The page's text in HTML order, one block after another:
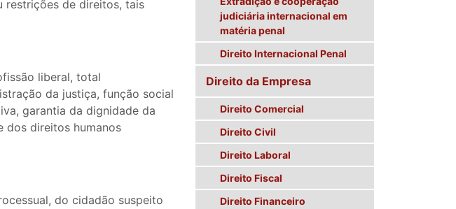
restrições de direitos, tais
liberal, total
da justiça, função social
garantia da dignidade da
dos direitos humanos
do cidadão suspeito
judiciária internacional em
matéria penal
Direito Internacional Penal
Direito da Empresa
Direito Comercial
Direito Civil
Direito Laboral
Direito Fiscal
Direito Financeiro